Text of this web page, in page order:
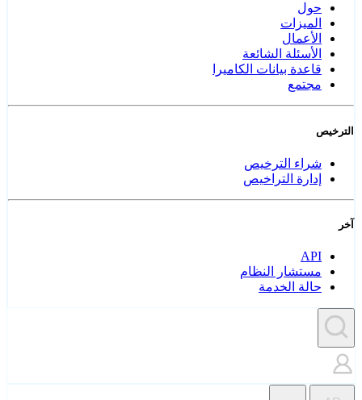
حول
الميزات
الأعمال
الأسئلة الشائعة
قاعدة بيانات الكاميرا
مجتمع
الترخيص
شراء الترخيص
إدارة التراخيص
آخر
API
مستشار النظام
حالة الخدمة